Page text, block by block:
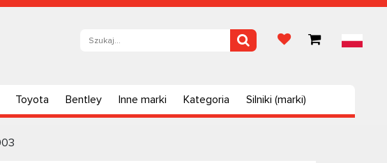
Toyota Bentley Inne marki Kategoria Silniki (marki)